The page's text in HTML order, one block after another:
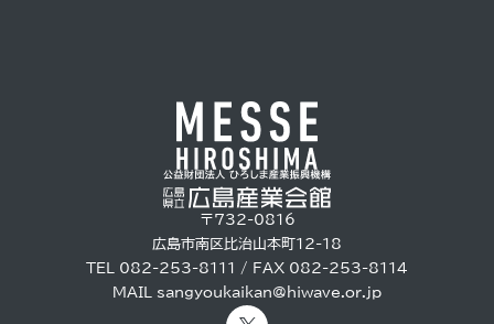
〒732-0816
広島市南区比治山本町12-18
TEL 082-253-8111 / FAX 082-253-8114
MAIL sangyoukaikan@hiwave.or.jp